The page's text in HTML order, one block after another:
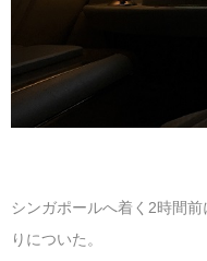
シンガポールへ着く2時間
りについた。